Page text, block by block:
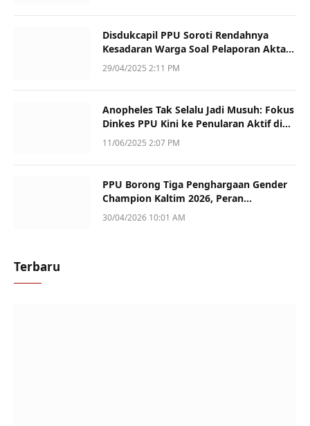
Disdukcapil PPU Soroti Rendahnya
Kesadaran Warga Soal Pelaporan Akta
Kematian
29/04/2025 2:11 PM
Anopheles Tak Selalu Jadi Musuh: Fokus
Dinkes PPU Kini ke Penularan Aktif di
Sotek
11/06/2025 2:07 PM
PPU Borong Tiga Penghargaan Gender
Champion Kaltim 2026, Peran
Perempuan Jadi Sorotan
30/04/2026 10:01 AM
Terbaru